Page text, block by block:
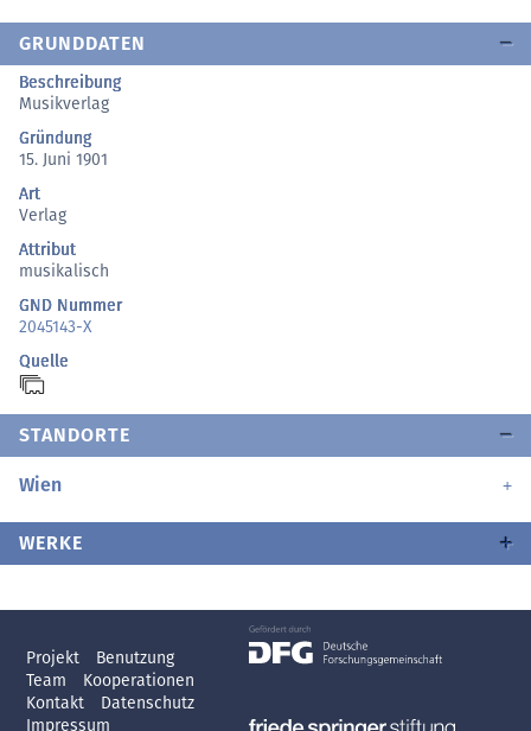
GRUNDDATEN
Beschreibung
Musikverlag
Gründung
15. Juni 1901
Art
Verlag
Attribut
musikalisch
GND Nummer
2045143-X
Quelle
STANDORTE
Wien
WERKE
Projekt
Benutzung
Team
Kooperationen
Kontakt
Datenschutz
Impressum